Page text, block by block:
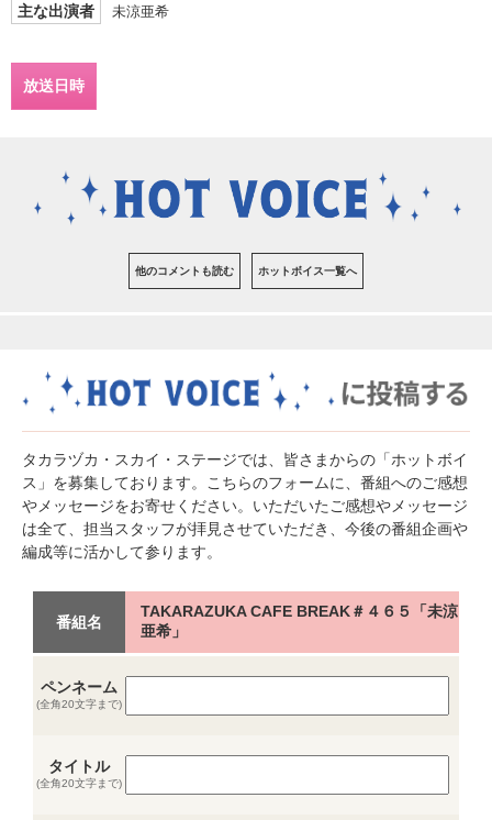
主な出演者 未涼亜希
放送日時
他のコメントも読む ホットボイス一覧へ
タカラヅカ・スカイ・ステージでは、皆さまからの「ホットボイ
ス」を募集しております。こちらのフォームに、番組へのご感想
やメッセージをお寄せください。いただいたご感想やメッセージ
は全て、担当スタッフが拝見させていただき、今後の番組企画や
編成等に活かして参ります。
番組名
TAKARAZUKA CAFE BREAK＃４６５「未涼
亜希」
ペンネーム
(全角20文字まで)
タイトル
(全角20文字まで)